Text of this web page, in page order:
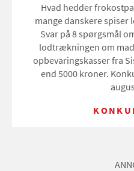
Hvad hedder
mange danskere spiser
Svar på 8 spørgsmål
lodtrækningen om
opbevaringskasser fra
end 5000 kroner.